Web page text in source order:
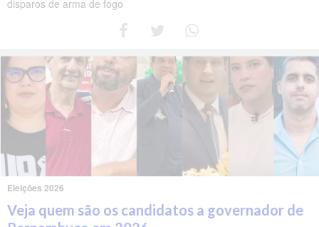
disparos de arma de fogo
Eleições 2026
Veja quem são os candidatos a governador de